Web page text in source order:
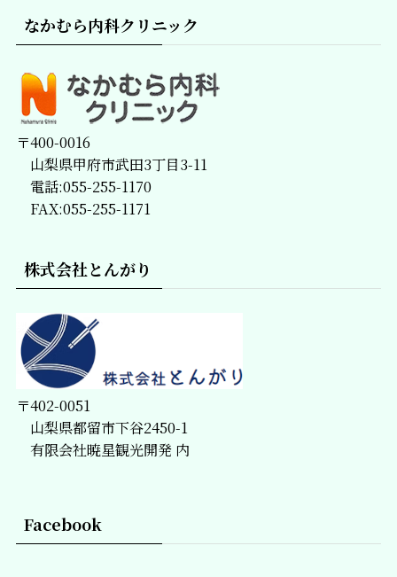
なかむら内科クリニック
〒400-0016
山梨県甲府市武田3丁目3-11
電話:055-255-1170
FAX:055-255-1171
株式会社とんがり
〒402-0051
山梨県都留市下谷2450-1
有限会社暁星観光開発 内
Facebook